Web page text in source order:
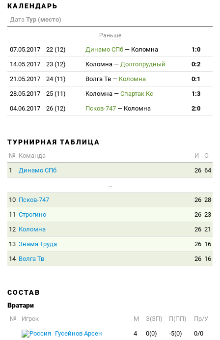
КАЛЕНДАРЬ
Дата Тур (место)
Раньше
07.05.2017 22 (12) Динамо СПб — Коломна
1:0
14.05.2017
23 (12) Коломна — Долгопрудный
0:2
21.05.2017
24 (11) Волга Тв — Коломна
0:1
28.05.2017
25 (11) Коломна — Спартак Кс
1:3
04.06.2017
26 (12) Псков-747 — Коломна 2:0
ТУРНИРНАЯ ТАБЛИЦА
№ Команда И
О
1
Динамо СПб 26 64
...
10 Псков-747 26 28
11 Строгино 26 23
12 Коломна 26 21
13 Знамя Труда 26 16
14 Волга Тв 26 16
СОСТАВ
Вратари
№ Игрок M З(ЗП) П(ПП)
Пр/У
Гусейнов Арсен
4 0(0) -5(0) 0/0